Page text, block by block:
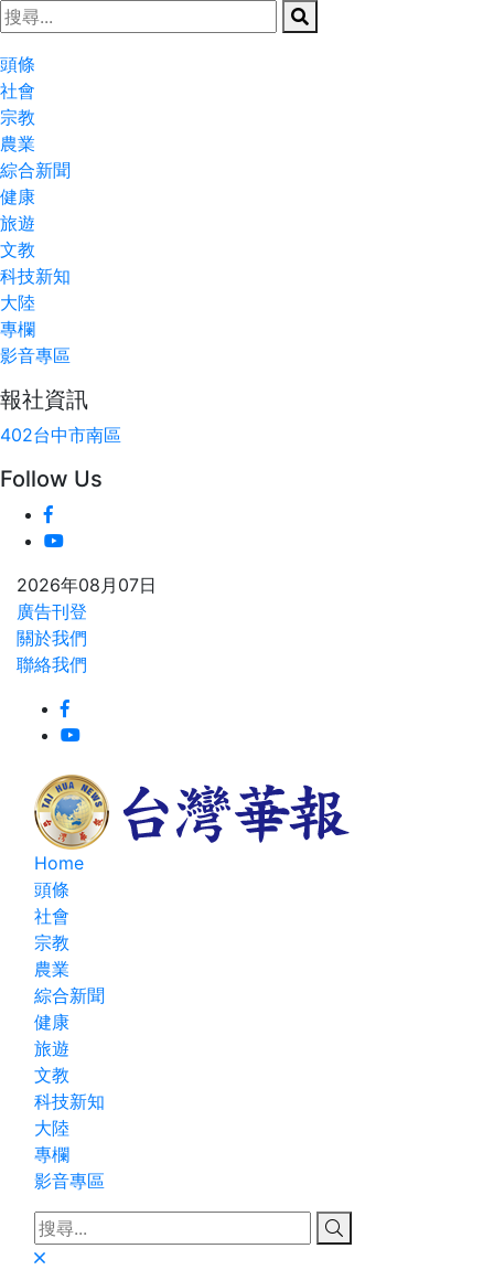
頭條
社會
宗教
農業
綜合新聞
健康
旅遊
文教
科技新知
大陸
專欄
影音專區
報社資訊
402台中市南區
Follow Us
2026年08月07日
廣告刊登
關於我們
聯絡我們
Home
頭條
社會
宗教
農業
綜合新聞
健康
旅遊
文教
科技新知
大陸
專欄
影音專區